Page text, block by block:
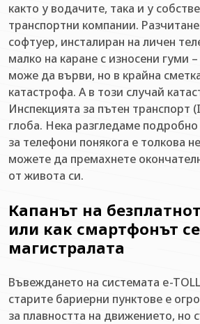
както у водачите, така и у
транспортни компании.
софтуер, инсталиран на личен
малко на каране с износени гуми
може да върви, но в крайна
катастрофа. А в този случай
Инспекцията за пътен транспорт
глоба. Нека разгледаме
за телефони понякога е толкова
можете да премахнете
от живота си.
Капанът на
или как смартфонът
магистралата
Въвеждането на системата e-
старите бариерни пунктове е
за плавността на движението, но